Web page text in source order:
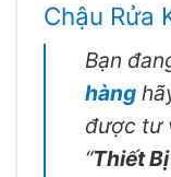
Chậu Rửa
Bạn
hàng
được tư
“Thiết